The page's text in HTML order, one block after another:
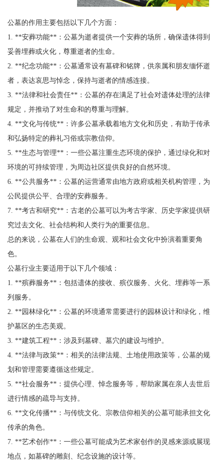
公墓的作用主要包括以下几个方面：
1. **安葬功能**：公墓为逝者提供一个安葬的场所，确保遗体得到
妥善埋葬或火化，尊重逝者的生命。
2. **纪念功能**：公墓通常设有墓碑和铭牌，供亲属和朋友缅怀逝
者，表达哀思与悼念，保持与逝者的情感连接。
3. **法律和社会责任**：公墓的存在满足了社会对遗体处理的法律
规定，并推动了对生命和的尊重与理解。
4. **文化与传统**：许多公墓承载着地方文化和历史，有助于传承
和弘扬特定的葬礼习俗或宗教信仰。
5. **生态与管理**：一些公墓注重生态环境的保护，通过绿化和对
环境的可持续管理，为周边社区提供良好的自然环境。
6. **公共服务**：公墓的运营通常由地方政府或相关机构管理，为
公民提供公平、合理的安葬服务。
7. **考古和研究**：古老的公墓可以为考古学家、历史学家提供研
究过去文化、社会结构和人类行为的重要信息。
总的来说，公墓在人们的生命观、观和社会文化中扮演着重要角
色。
公墓行业主要适用于以下几个领域：
1. **殡葬服务**：包括遗体的接收、殡仪服务、火化、埋葬等一系
列服务。
2. **园林绿化**：公墓的环境通常需要进行的园林设计和绿化，维
护墓区的生态美观。
3. **建筑工程**：涉及到墓碑、墓穴的建设与维护。
4. **法律与政策**：相关的法律法规、土地使用政策等，公墓的规
划和管理需要遵循这些规定。
5. **社会服务**：提供心理、悼念服务等，帮助家属在亲人去世后
进行情感的疏导与支持。
6. **文化传播**：与传统文化、宗教信仰相关的公墓可能承担文化
传承的角色。
7. **艺术创作**：一些公墓可能成为艺术家创作的灵感来源或展现
地点，如墓碑的雕刻、纪念设施的设计等。